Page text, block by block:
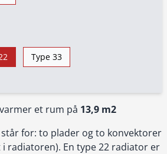
et rum på 13,9 m2
står for: to plader og to konvektorer
radiatoren). En type 22 radiator er
Type 33